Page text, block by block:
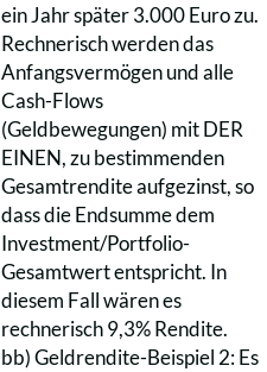
ein Jahr später 3.000 Euro zu.
Rechnerisch werden das
Anfangsvermögen und alle
Cash-Flows
(Geldbewegungen) mit DER
EINEN, zu bestimmenden
Gesamtrendite aufgezinst, so
dass die Endsumme dem
Investment/Portfolio-
Gesamtwert entspricht. In
diesem Fall wären es
rechnerisch 9,3% Rendite.
bb) Geldrendite-Beispiel 2: Es